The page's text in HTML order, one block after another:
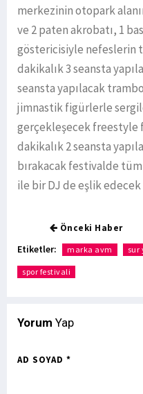
merkezinin otopark
ve 2 paten akrobatı, 1
göstericisiyle nefeslerin
dakikalık 3 seansta
seansta yapılacak
jimnastik figürlerle
gerçekleşecek freestyle
dakikalık 2 seansta
bırakacak festivalde
ile bir DJ de eşlik edecek
Önceki Haber
Etiketler: marka avm sur
spor festivali
Yorum Yap
AD SOYAD *